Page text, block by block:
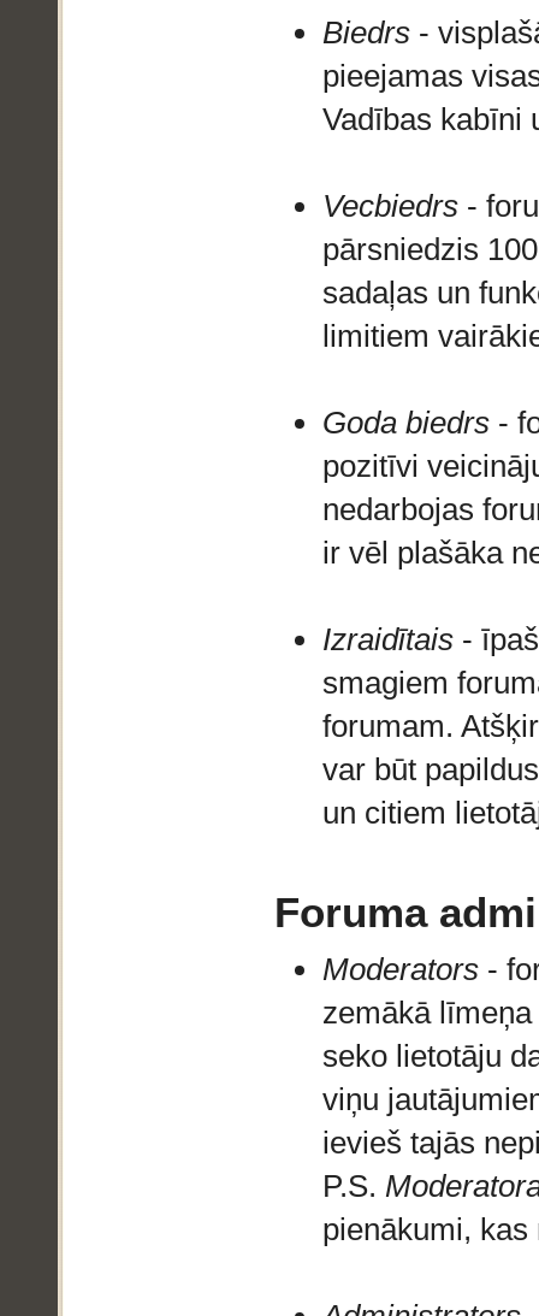
Biedrs-
pieejamas
Vadības kabīni
Vecbiedrs-
pārsniedzis
sadaļas un
limitiem
Goda biedrs-
pozitīvi
nedarbojas
ir vēl plašāka
Izraidītais-
smagiem
forumam.
var būt
un citiem
Foruma
Moderators-
zemākā
seko lietotāju
viņu
ievieš tajās
P.S.
pienākumi,